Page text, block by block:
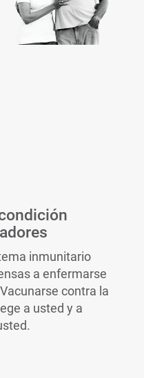
inmunitario
a enfermarse
Vacunarse contra la
a usted y a